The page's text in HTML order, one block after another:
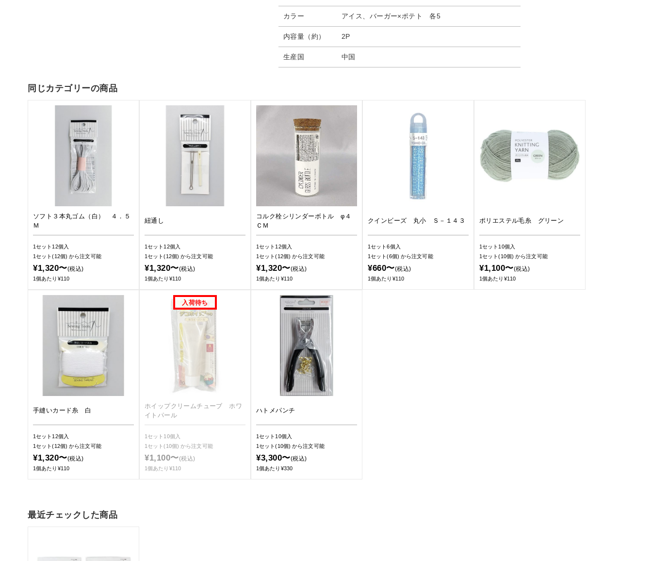
カラー アイス、バーガー×ポテト 各5
内容量（約） 2P
生産国 中国
同じカテゴリーの商品
ソフト３本丸ゴム（白） ４．５
Ｍ
1セット12個入
1セット(12個)から注文可能
¥1,320〜(税込)
1個あたり¥110
紐通し
1セット12個入
1セット(12個)から注文可能
¥1,320〜(税込)
1個あたり¥110
コルク栓シリンダーボトル φ４
ＣＭ
1セット12個入
1セット(12個)から注文可能
¥1,320〜(税込)
1個あたり¥110
クインビーズ 丸小 Ｓ－１４３
1セット6個入
1セット(6個) から注文可能
¥660〜(税込)
1個あたり¥110
ポリエステル毛糸 グリーン
1セット10個入
1セット(10個)から注文可能
¥1,100〜(税込)
1個あたり¥110
手縫いカード糸 白
1セット12個入
1セット(12個)から注文可能
¥1,320〜(税込)
1個あたり¥110
ホイップクリームチューブ ホワ
イトパール
1セット10個入
1セット(10個)から注文可能
¥1,100〜(税込)
1個あたり¥110
ハトメパンチ
1セット10個入
1セット(10個)から注文可能
¥3,300〜(税込)
1個あたり¥330
最近チェックした商品